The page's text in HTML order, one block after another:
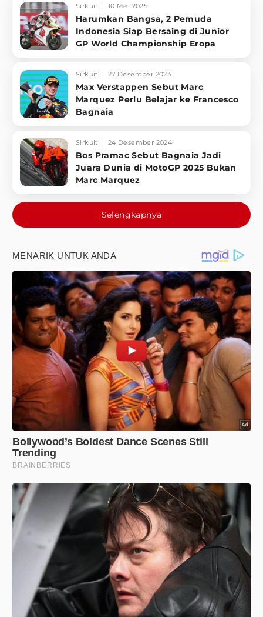
Sirkuit 10 Mei 2025
Harumkan Bangsa, 2 Pemuda
Indonesia Siap Bersaing di Junior
GP World Championship Eropa
Sirkuit 27 Desember 2024
Max Verstappen Sebut Marc
Marquez Perlu Belajar ke Francesco
Bagnaia
Sirkuit 24 Desember 2024
Bos Pramac Sebut Bagnaia Jadi
Juara Dunia di MotoGP 2025 Bukan
Marc Marquez
Selengkapnya